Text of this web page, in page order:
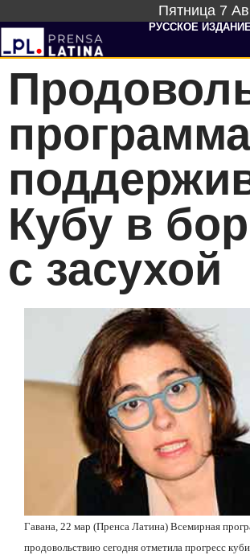
Пятница 7
РУССКОЕ
программа
Кубу в
с засухой
Гавана, 22 мар (Пренса Латина) Всемирная
продовольствию сегодня отметила прогресс